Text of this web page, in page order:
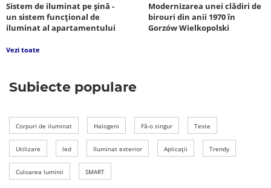
Subiecte populare
Corpuri de iluminat Halogeni Fă-o singur Teste
Utilizare led Iluminat exterior Aplicații Trendy
Culoarea luminii SMART
Sistem de iluminat pe șină -
un sistem funcțional de
iluminat al apartamentului
Modernizarea unei clădiri de
birouri din anii 1970 în
Gorzów Wielkopolski
Vezi toate